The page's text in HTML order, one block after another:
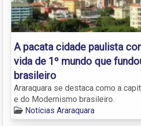
A pacata cidade paulista
vida de 1º mundo que
brasileiro
Araraquara se destaca como a
e do Modernismo brasileiro.
Notícias Araraquara